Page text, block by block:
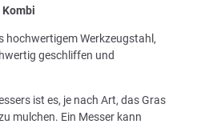
Kombi
hochwertigem Werkzeugstahl,
geschliffen und
ist es, je nach Art, das Gras
mulchen. Ein Messer kann